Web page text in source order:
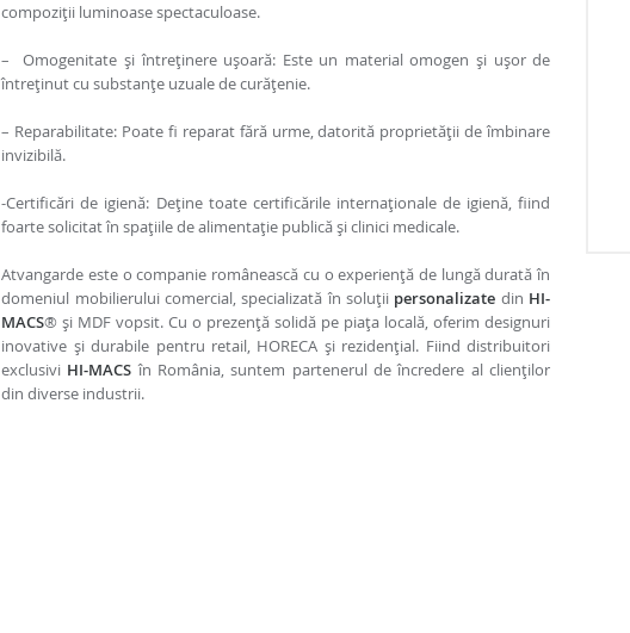
compoziții luminoase spectaculoase.
– Omogenitate și întreținere ușoară: Este un material omogen și ușor de
întreținut cu substanțe uzuale de curățenie.
– Reparabilitate: Poate fi reparat fără urme, datorită proprietății de îmbinare
invizibilă.
-Certificări de igienă: Deține toate certificările internaționale de igienă, fiind
foarte solicitat în spațiile de alimentație publică și clinici medicale.
Atvangarde este o companie românească cu o experiență de lungă durată în
domeniul mobilierului comercial, specializată în soluții personalizate din HI-
MACS® și MDF vopsit. Cu o prezență solidă pe piața locală, oferim designuri
inovative și durabile pentru retail, HORECA și rezidențial. Fiind distribuitori
exclusivi HI-MACS în România, suntem partenerul de încredere al clienților
din diverse industrii.